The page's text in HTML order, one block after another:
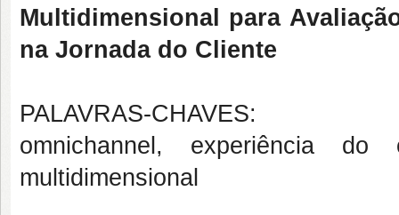
Multidimensional para
na Jornada do Cliente
PALAVRAS-CHAVES:
omnichannel, experiência
multidimensional